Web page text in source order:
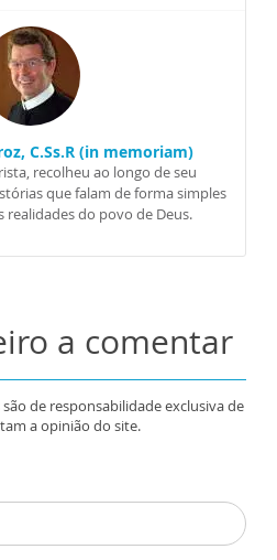
C.Ss.R (in memoriam)
recolheu ao longo de seu
que falam de forma simples
realidades do povo de Deus.
a comentar
de responsabilidade exclusiva de
a opinião do site.